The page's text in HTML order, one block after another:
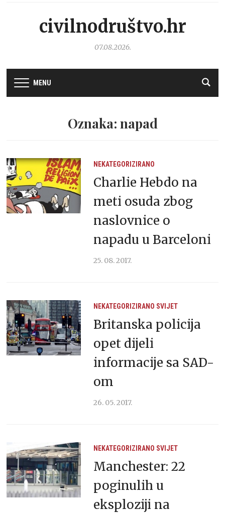
civilnodruštvo.hr
07.08.2026.
MENU
Oznaka: napad
NEKATEGORIZIRANO
Charlie Hebdo na
meti osuda zbog
naslovnice o
napadu u Barceloni
25. 08. 2017.
NEKATEGORIZIRANO SVIJET
Britanska policija
opet dijeli
informacije sa SAD-
om
26. 05. 2017.
NEKATEGORIZIRANO SVIJET
Manchester: 22
poginulih u
eksploziji na